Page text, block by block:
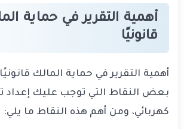
أهمية التقرير في حماية
قانونيًا
أهمية التقرير في حماية المالك
بعض النقاط التي توجب عليك إعداد
كهربائي، ومن أهم هذه النقاط ما يلي: